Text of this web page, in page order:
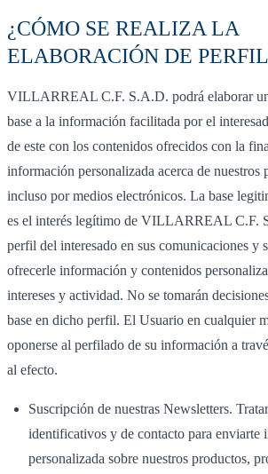
¿CÓMO SE REALIZA LA
ELABORACIÓN DE
VILLARREAL C.F. S.A.D. podrá elaborar
base a la información facilitada por el
de este con los contenidos ofrecidos con la
información personalizada acerca de nuestros
incluso por medios electrónicos. La base
es el interés legítimo de VILLARREAL C.F.
perfil del interesado en sus comunicaciones y
ofrecerle información y contenidos
intereses y actividad. No se tomarán
base en dicho perfil. El Usuario en cualquier
oponerse al perfilado de su información a
al efecto.
Suscripción de nuestras Newsletters.
identificativos y de contacto para enviarte
personalizada sobre nuestros productos,